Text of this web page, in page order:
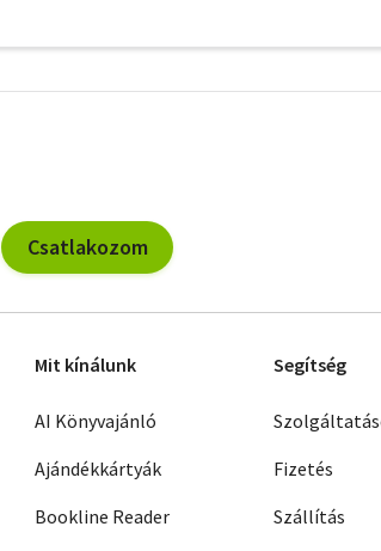
szűrők
Csatlakozom
Mit kínálunk
AI Könyvajánló
Ajándékkártyák
Bookline Reader
Segítség
Fizetés
Szállítás